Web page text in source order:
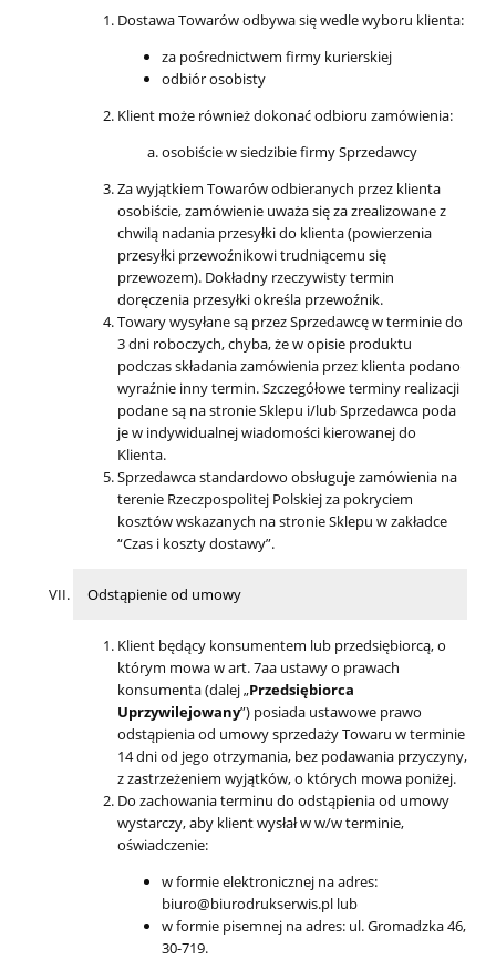
Dostawa Towarów odbywa się wedle wyboru klienta:
za pośrednictwem firmy kurierskiej
odbiór osobisty
Klient może również dokonać odbioru zamówienia:
osobiście w siedzibie firmy Sprzedawcy
Za wyjątkiem Towarów odbieranych przez klienta
osobiście, zamówienie uważa się za zrealizowane z
chwilą nadania przesyłki do klienta (powierzenia
przesyłki przewoźnikowi trudniącemu się
przewozem). Dokładny rzeczywisty termin
doręczenia przesyłki określa przewoźnik.
Towary wysyłane są przez Sprzedawcę w terminie do
3 dni roboczych, chyba, że w opisie produktu
podczas składania zamówienia przez klienta podano
wyraźnie inny termin. Szczegółowe terminy realizacji
podane są na stronie Sklepu i/lub Sprzedawca poda
je w indywidualnej wiadomości kierowanej do
Klienta.
Sprzedawca standardowo obsługuje zamówienia na
terenie Rzeczpospolitej Polskiej za pokryciem
kosztów wskazanych na stronie Sklepu w zakładce
“Czas i koszty dostawy”.
Odstąpienie od umowy
Klient będący konsumentem lub przedsiębiorcą, o
którym mowa w art. 7aa ustawy o prawach
konsumenta (dalej „Przedsiębiorca
Uprzywilejowany”) posiada ustawowe prawo
odstąpienia od umowy sprzedaży Towaru w terminie
14 dni od jego otrzymania, bez podawania przyczyny,
z zastrzeżeniem wyjątków, o których mowa poniżej.
Do zachowania terminu do odstąpienia od umowy
wystarczy, aby klient wysłał w w/w terminie,
oświadczenie:
w formie elektronicznej na adres:
biuro@biurodrukserwis.pl lub
w formie pisemnej na adres: ul. Gromadzka 46,
30-719.